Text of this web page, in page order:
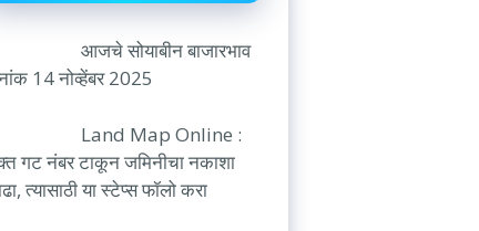
आजचे सोयाबीन बाजारभाव
14 नोव्हेंबर 2025
Land Map Online :
गट नंबर टाकून जमिनीचा नकाशा
त्यासाठी या स्टेप्स फॉलो करा